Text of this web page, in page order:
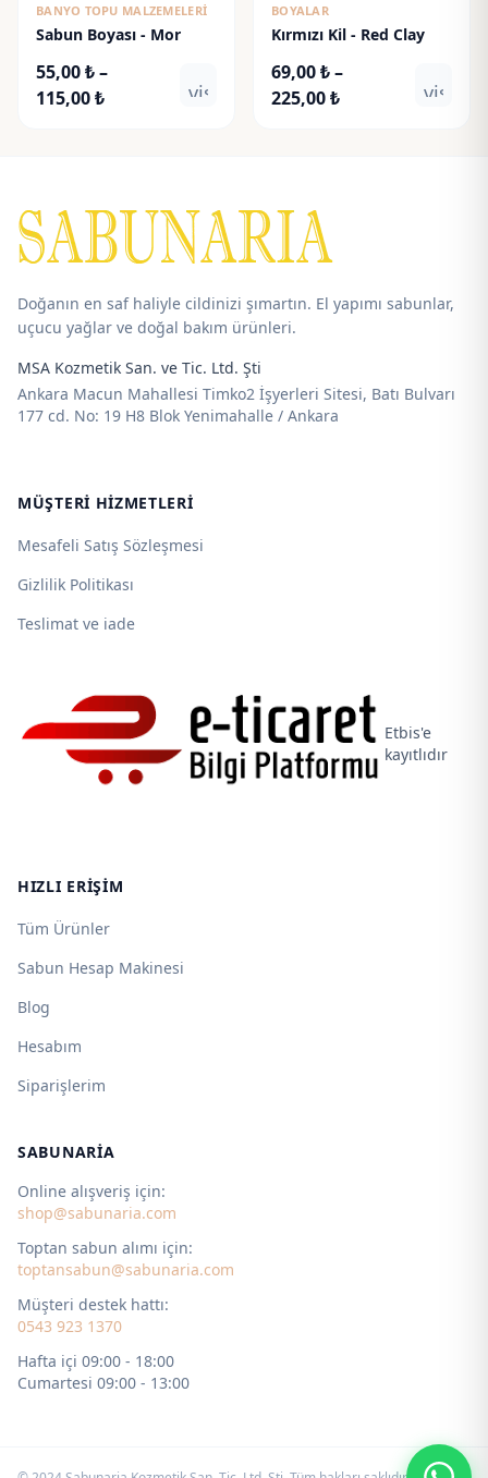
BANYO TOPU MALZEMELERI
Sabun Boyası - Mor
55,00₺–
115,00₺Fiyat
visibility
BOYALAR
Kırmızı Kil - Red Clay
69,00₺–
225,00₺Fiyat
Doğanın en saf haliyle cildinizi şımartın. El yapımı sabunlar,
uçucu yağlar ve doğal bakım ürünleri.
MSA Kozmetik San. ve Tic. Ltd. Şti
Ankara Macun Mahallesi Timko2 İşyerleri Sitesi, Batı Bulvarı
177 cd. No: 19 H8 Blok Yenimahalle / Ankara
MÜŞTERI HIZMETLERI
Mesafeli Satış Sözleşmesi
Gizlilik Politikası
Teslimat ve iade
Etbis'e
kayıtlıdır
HIZLI ERIŞIM
Tüm Ürünler
Sabun Hesap Makinesi
Blog
Hesabım
Siparişlerim
SABUNARIA
Online alışveriş için:
shop@sabunaria.com
Toptan sabun alımı için:
toptansabun@sabunaria.com
Müşteri destek hattı:
0543 923 1370
Hafta içi 09:00 - 18:00
Cumartesi 09:00 - 13:00